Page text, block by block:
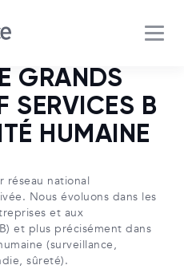
GRANDS
SERVICES B
HUMAINE
réseau national
Nous évoluons dans les
et aux
et plus précisément dans
(surveillance,
sûreté).